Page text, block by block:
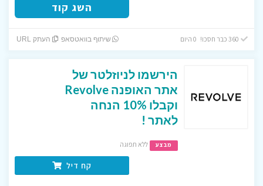
השג קוד
שיתוף בוואטסאפ העתק URL
הירשמו לניוזלטר של
אתר האופנה Revolve
וקבלו 10% הנחה
לאתר !
מבצע ללא תפוגה
קח דיל